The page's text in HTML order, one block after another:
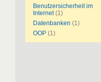
Benutzersicherheit im
Internet (1)
Datenbanken (1)
OOP (1)